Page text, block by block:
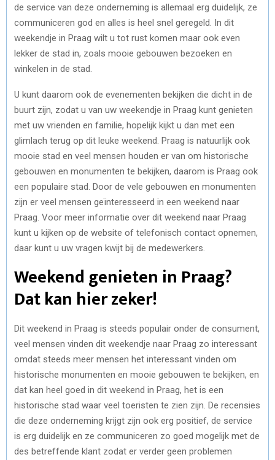
de service van deze onderneming is allemaal erg duidelijk, ze
communiceren god en alles is heel snel geregeld. In dit
weekendje in Praag wilt u tot rust komen maar ook even
lekker de stad in, zoals mooie gebouwen bezoeken en
winkelen in de stad.
U kunt daarom ook de evenementen bekijken die dicht in de
buurt zijn, zodat u van uw weekendje in Praag kunt genieten
met uw vrienden en familie, hopelijk kijkt u dan met een
glimlach terug op dit leuke weekend. Praag is natuurlijk ook
mooie stad en veel mensen houden er van om historische
gebouwen en monumenten te bekijken, daarom is Praag ook
een populaire stad. Door de vele gebouwen en monumenten
zijn er veel mensen geïnteresseerd in een weekend naar
Praag. Voor meer informatie over dit weekend naar Praag
kunt u kijken op de website of telefonisch contact opnemen,
daar kunt u uw vragen kwijt bij de medewerkers.
Weekend genieten in Praag?
Dat kan hier zeker!
Dit weekend in Praag is steeds populair onder de consument,
veel mensen vinden dit weekendje naar Praag zo interessant
omdat steeds meer mensen het interessant vinden om
historische monumenten en mooie gebouwen te bekijken, en
dat kan heel goed in dit weekend in Praag, het is een
historische stad waar veel toeristen te zien zijn. De recensies
die deze onderneming krijgt zijn ook erg positief, de service
is erg duidelijk en ze communiceren zo goed mogelijk met de
des betreffende klant zodat er verder geen problemen